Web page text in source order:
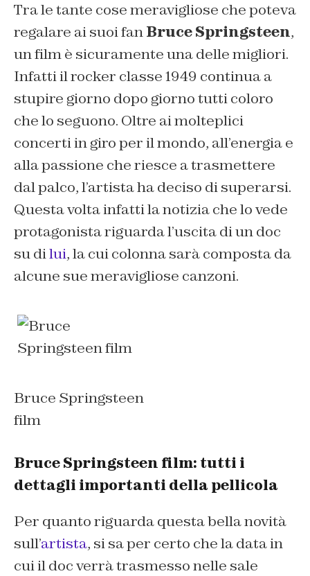
Tra le tante cose meravigliose che poteva
regalare ai suoi fanBruceSpringsteen,
un film è sicuramente una delle migliori.
Infatti il rocker classe 1949 continua a
stupire giorno dopo giorno tutti coloro
che lo seguono. Oltre ai molteplici
concerti in giro per il mondo, all’energia e
alla passione che riesce a trasmettere
dal palco, l’artista ha deciso di superarsi.
Questa volta infatti la notizia che lo vede
protagonista riguarda l’uscita di un doc
su dilui, la cui colonna sarà composta da
alcune sue meravigliose canzoni.
Bruce Springsteen
film
Bruce Springsteen film: tutti i
dettagli importanti della pellicola
Per quanto riguarda questa bella novità
sull’artista, si sa per certo che la data in
cui il doc verrà trasmesso nelle sale